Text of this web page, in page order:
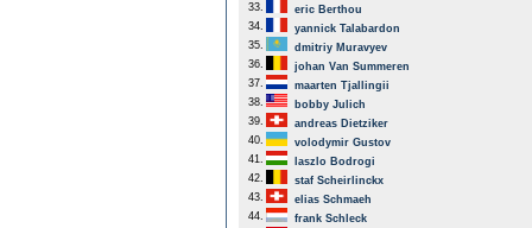
33.
eric Berthou
34.
yannick Talabardon
35.
dmitriy Muravyev
36.
johan Van Summeren
37.
maarten Tjallingii
38.
bobby Julich
39.
andreas Dietziker
40.
volodymir Gustov
41.
laszlo Bodrogi
42.
staf Scheirlinckx
43.
elias Schmaeh
44.
frank Schleck